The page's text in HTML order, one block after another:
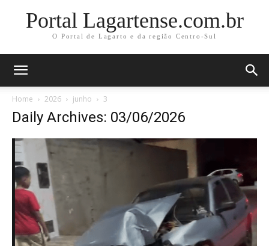
Portal Lagartense.com.br
O Portal de Lagarto e da região Centro-Sul
Home 2026 junho 3
Daily Archives: 03/06/2026